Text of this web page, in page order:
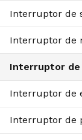
Interruptor de
Interruptor de
Interruptor de
Interruptor de
Interruptor de